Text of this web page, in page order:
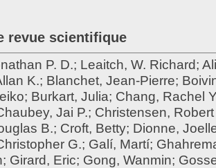
revue scientifique
P. D.; Leaitch, W. Richard;
K.; Blanchet, Jean-Pierre;
; Burkart, Julia; Chang, Rachel
Jai P.; Christensen,
B.; Croft, Betty; Dionne,
G.; Galí, Martí;
; Girard, Eric; Gong, Wanmin;